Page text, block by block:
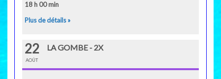
18 h 00 min
Plus de détails »
22
AOÛT
LA GOMBE - 2X